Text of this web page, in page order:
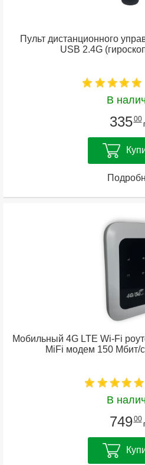
Пульт дистанционного
USB 2.4G
В
33500
Мобильный 4G LTE Wi-Fi
MiFi модем 150 Мбит/
В
74900